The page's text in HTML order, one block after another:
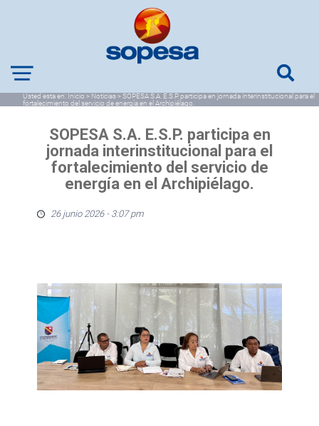
Usted esta en: Inicio > Noticias> SOPESA S.A. E.S.P. participa en jornada interinstitucional para el
fortalecimiento del servicio de energía en el Archipiélago.
SOPESA S.A. E.S.P. participa en
jornada interinstitucional para el
fortalecimiento del servicio de
energía en el Archipiélago.
26 junio 2026 - 3:07 pm